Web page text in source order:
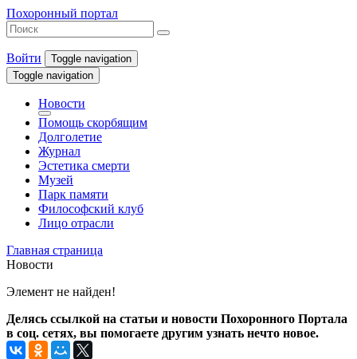
Похоронный портал
Войти
Toggle navigation
Toggle navigation
Новости
Помощь скорбящим
Долголетие
Журнал
Эстетика смерти
Музей
Парк памяти
Философский клуб
Лицо отрасли
Главная страница
Новости
Элемент не найден!
Делясь ссылкой на статьи и новости Похоронного Портала
в соц. сетях, вы помогаете другим узнать нечто новое.